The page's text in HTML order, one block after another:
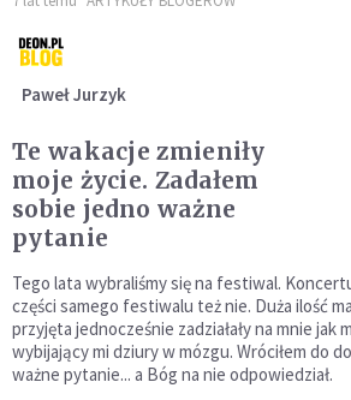
Paweł Jurzyk
Te wakacje zmieniły
moje życie. Zadałem
sobie jedno ważne
pytanie
Tego lata wybraliśmy się na festiwal.
części samego festiwalu też nie. Duża ilość
przyjęta jednocześnie zadziałały na mnie jak
wybijający mi dziury w mózgu. Wróciłem do
ważne pytanie... a Bóg na nie odpowiedział.